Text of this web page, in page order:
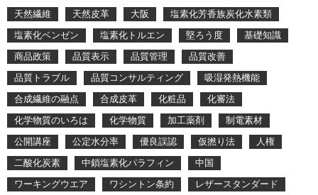
天然繊維
天然皮革 大阪
塩素化芳香族炭化水素類
塩素化ベンゼン
塩素化トルエン 堅ろう度
基礎知識
商品政策
品質表示 品質管理
品質改善
品質トラブル
品質コンサルティング
吸湿発熱機能
合成繊維の融点
合成皮革 化粧品
化審法
化学物質のいろは
化学物質 加工薬剤
制電素材
公開講座
公定水分率 優良誤認 仮撚り法
人権
二酸化炭素
中鎖塩素化パラフィン
中国
ワーキングウエア
ワシントン条約
レザースタンダード